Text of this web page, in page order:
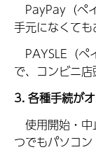
PayPay（ペ
手元になくても
PAYSLE（ペ
で、コンビニ店
3. 各種手続が
使用開始・中
つでもパソコン